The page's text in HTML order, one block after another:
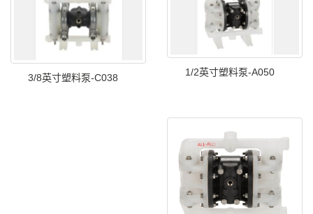
3/8英寸塑料泵-C038
1/2英寸塑料泵-A050